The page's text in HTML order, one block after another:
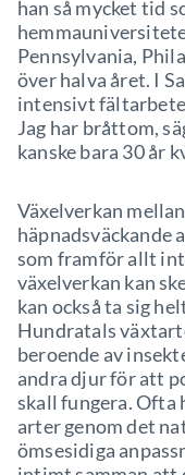
han så mycket tid
Pennsylvania,
över halva året. I
intensivt
Jag har bråttom,
kanske bara 30 år
Växelverkan
häpnadsväckande
som framför allt
växelverkan kan
kan också ta sig
Hundratals
beroende av
andra djur för att
skall fungera. Ofta
arter genom det
ömsesidiga